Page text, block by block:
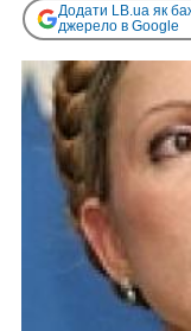
Додати LB.ua як
джерело в Google